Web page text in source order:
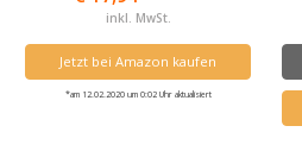
inkl. MwSt.
Jetzt bei Amazon kaufen
*am 12.02.2020 um 0:02 Uhr aktualisiert